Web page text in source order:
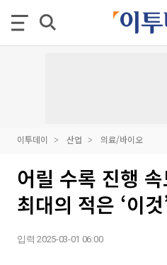
이투데이 산업 의료/바이오
어릴 수록 진행
최대의 적은 ‘이
입력 2025-03-01 06:00